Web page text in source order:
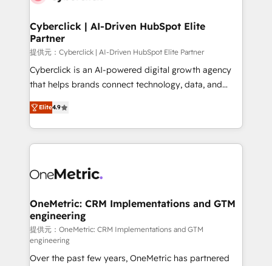
Cyberclick | AI-Driven HubSpot Elite
Partner
提供元：Cyberclick | AI-Driven HubSpot Elite Partner
Cyberclick is an AI-powered digital growth agency
that helps brands connect technology, data, and
creativity to achieve measurable results. Founded in
Barcelona and operating across Spain, LATAM, and
the UK, we support global companies in building
smarter marketing, sales, and customer success
Iberia (Spain & Portugal), we combine human insight
growth. Our multidisciplinary team designs solutions
that simplify complexity, boost performance, and
turn innovation into real impact. 🌍 Highlights •
HubSpot Partner since 2012 • 2022 EMEA Impact
Award: Best Integration • 150+ successful HubSpot
Elite4.9
OneMetric: CRM Implementations and GTM
engineering
提供元：OneMetric: CRM Implementations and GTM
engineering
Over the past few years, OneMetric has partnered